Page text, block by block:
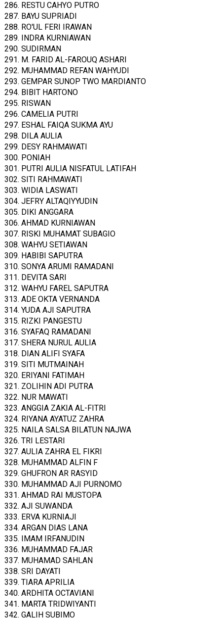
286. RESTU CAHYO PUTRO
287. BAYU SUPRIADI
288. RO'UL FERI IRAWAN
289. INDRA KURNIAWAN
290. SUDIRMAN
291. M. FARID AL-FAROUQ ASHARI
292. MUHAMMAD REFAN WAHYUDI
293. GEMPAR SUNOP TWO MARDIANTO
294. BIBIT HARTONO
295. RISWAN
296. CAMELIA PUTRI
297. ESHAL FAIQA SUKMA AYU
298. DILA AULIA
299. DESY RAHMAWATI
300. PONIAH
301. PUTRI AULIA NISFATUL LATIFAH
302. SITI RAHMAWATI
303. WIDIA LASWATI
304. JEFRY ALTAQIYYUDIN
305. DIKI ANGGARA
306. AHMAD KURNIAWAN
307. RISKI MUHAMAT SUBAGIO
308. WAHYU SETIAWAN
309. HABIBI SAPUTRA
310. SONYA ARUMI RAMADANI
311. DEVITA SARI
312. WAHYU FAREL SAPUTRA
313. ADE OKTA VERNANDA
314. YUDA AJI SAPUTRA
315. RIZKI PANGESTU
316. SYAFAQ RAMADANI
317. SHERA NURUL AULIA
318. DIAN ALIFI SYAFA
319. SITI MUTMAINAH
320. ERIYANI FATIMAH
321. ZOLIHIN ADI PUTRA
322. NUR MAWATI
323. ANGGIA ZAKIA AL-FITRI
324. RIYANA AYATUZ ZAHRA
325. NAILA SALSA BILATUN NAJWA
326. TRI LESTARI
327. AULIA ZAHRA EL FIKRI
328. MUHAMMAD ALFIN F
329. GHUFRON AR RASYID
330. MUHAMMAD AJI PURNOMO
331. AHMAD RAI MUSTOPA
332. AJI SUWANDA
333. ERVA KURNIAJI
334. ARGAN DIAS LANA
335. IMAM IRFANUDIN
336. MUHAMMAD FAJAR
337. MUHAMAD SAHLAN
338. SRI DAYATI
339. TIARA APRILIA
340. ARDHITA OCTAVIANI
341. MARTA TRIDWIYANTI
342. GALIH SUBIMO